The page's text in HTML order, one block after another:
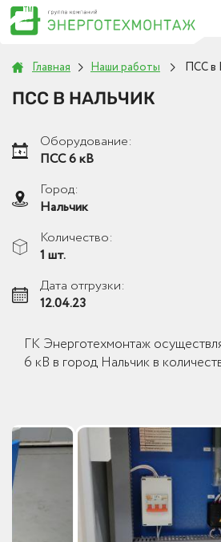
Главная Наши работы ПСС в
ПСС В НАЛЬЧИК
Оборудование:
ПСС 6 кВ
Город:
Нальчик
Количество:
1 шт.
Дата отгрузки:
12.04.23
ГК Энерготехмонтаж
6 кВ в город Нальчик в